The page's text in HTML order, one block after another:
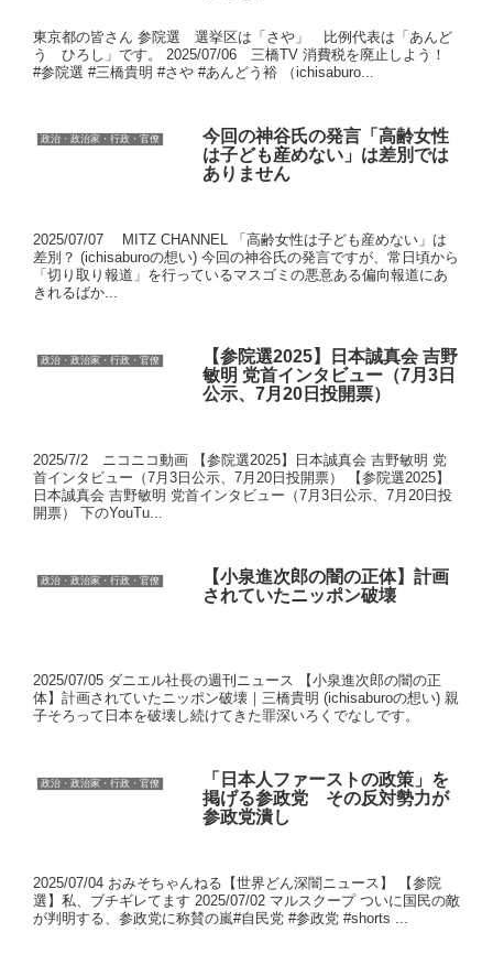
東京都の皆さん 参院選 選挙区は「さや」 比例代表は「あんど
う ひろし」です。 2025/07/06 三橋TV 消費税を廃止しよう！
#参院選 #三橋貴明 #さや #あんどう裕 （ichisaburo...
政治・政治家・行政・官僚
今回の神谷氏の発言「高齢女性
は子ども産めない」は差別では
ありません
2025/07/07 MITZ CHANNEL 「高齢女性は子ども産めない」は
差別？ (ichisaburoの想い) 今回の神谷氏の発言ですが、常日頃から
「切り取り報道」を行っているマスゴミの悪意ある偏向報道にあ
きれるばか...
政治・政治家・行政・官僚
【参院選2025】日本誠真会 吉野
敏明 党首インタビュー（7月3日
公示、7月20日投開票）
2025/7/2 ニコニコ動画 【参院選2025】日本誠真会 吉野敏明 党
首インタビュー（7月3日公示、7月20日投開票） 【参院選2025】
日本誠真会 吉野敏明 党首インタビュー（7月3日公示、7月20日投
開票） 下のYouTu...
政治・政治家・行政・官僚
【小泉進次郎の闇の正体】計画
されていたニッポン破壊
2025/07/05 ダニエル社長の週刊ニュース 【小泉進次郎の闇の正
体】計画されていたニッポン破壊｜三橋貴明 (ichisaburoの想い) 親
子そろって日本を破壊し続けてきた罪深いろくでなしです。
政治・政治家・行政・官僚
「日本人ファーストの政策」を
掲げる参政党 その反対勢力が
参政党潰し
2025/07/04 おみそちゃんねる【世界どん深闇ニュース】 【参院
選】私、ブチギレてます 2025/07/02 マルスクープ ついに国民の敵
が判明する、参政党に称賛の嵐#自民党 #参政党 #shorts ...